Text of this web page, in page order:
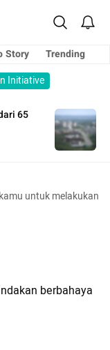
Story
Trending
Initiative
65
untuk melakukan
berbahaya